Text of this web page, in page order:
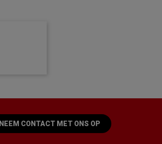
NEEM CONTACT MET ONS OP